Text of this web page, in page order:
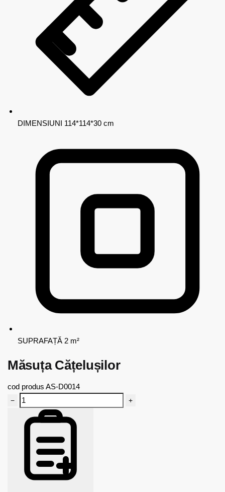
DIMENSIUNI 114*114*30 cm
SUPRAFAȚĂ 2 m²
Măsuța Cățelușilor
cod produs AS-D0014
− +